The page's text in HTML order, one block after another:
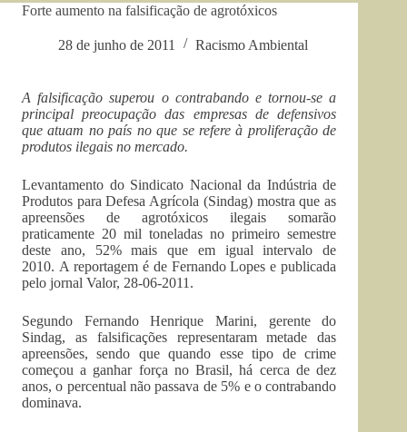
Forte aumento na falsificação de agrotóxicos
28 de junho de 2011 Racismo Ambiental
A falsificação superou o contrabando e tornou-se a
principal preocupação das empresas de defensivos
que atuam no país no que se refere à proliferação de
produtos ilegais no mercado.
Levantamento do Sindicato Nacional da Indústria de
Produtos para Defesa Agrícola (Sindag) mostra que as
apreensões de agrotóxicos ilegais somarão
praticamente 20 mil toneladas no primeiro semestre
deste ano, 52% mais que em igual intervalo de
2010. A reportagem é de Fernando Lopes e publicada
pelo jornal Valor, 28-06-2011.
Segundo Fernando Henrique Marini, gerente do
Sindag, as falsificações representaram metade das
apreensões, sendo que quando esse tipo de crime
começou a ganhar força no Brasil, há cerca de dez
anos, o percentual não passava de 5% e o contrabando
dominava.